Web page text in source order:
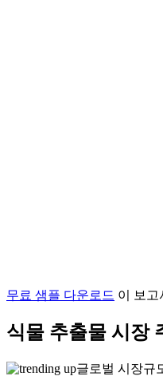
무료 샘플 다운로드 이 보고
식물 추출물 시장
글로벌 시장규